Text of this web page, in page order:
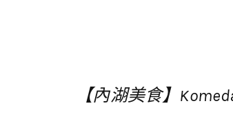
【內湖美食】